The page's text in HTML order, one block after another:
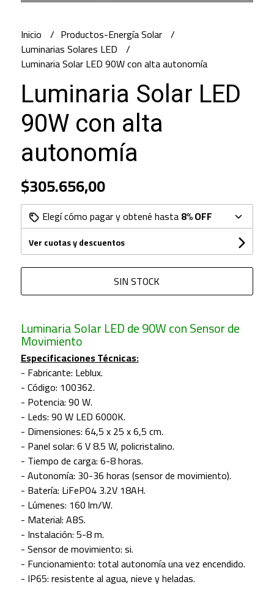
Inicio
Productos-Energía Solar
Luminarias Solares LED
Luminaria Solar LED 90W con alta autonomía
Luminaria Solar LED
90W con alta
autonomía
$305.656,00
Elegí cómo pagar y obtené hasta8% OFF
Ver cuotas y descuentos
SIN STOCK
Luminaria Solar LED de 90W con Sensor de
Movimiento
Especificaciones Técnicas:
- Fabricante: Leblux.
- Código: 100362.
- Potencia: 90 W.
- Leds: 90 W LED 6000K.
- Dimensiones: 64,5 x 25 x 6,5 cm.
- Panel solar: 6 V 8.5 W, policristalino.
- Tiempo de carga: 6-8 horas.
- Autonomía: 30-36 horas (sensor de movimiento).
- Batería: LiFePO4 3.2V 18AH.
- Lúmenes: 160 lm/W.
- Material: ABS.
- Instalación: 5-8 m.
- Sensor de movimiento: si.
- Funcionamiento: total autonomía una vez encendido.
- IP65: resistente al agua, nieve y heladas.